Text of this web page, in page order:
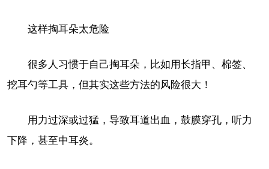
这样掏耳朵太危险
很多人习惯于自己掏耳朵，比如用长指甲、棉签、
挖耳勺等工具，但其实这些方法的风险很大！
用力过深或过猛，导致耳道出血，鼓膜穿孔，听力
下降，甚至中耳炎。